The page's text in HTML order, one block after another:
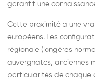
garantit une
Cette proximité a une
européens. Les
régionale (longères
auvergnates, anciennes
particularités de chaque